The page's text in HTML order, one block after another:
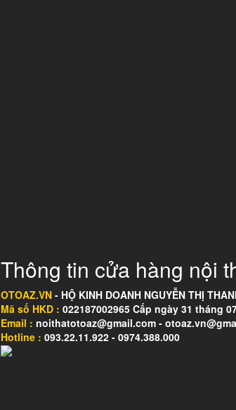
Thông tin cửa hàng nội
OTOAZ.VN - HỘ KINH DOANH NGUYỄN THỊ
Mã số HKD : 022187002965 Cấp ngày 31 tháng
Email : noithatotoaz@gmail.com -
Hotline : 093.22.11.922 - 0974.388.000